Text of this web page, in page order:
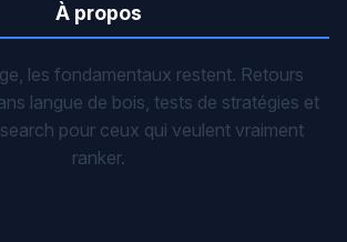
À propos
les fondamentaux restent. Retours
langue de bois, tests de stratégies et
pour ceux qui veulent vraiment
ranker.